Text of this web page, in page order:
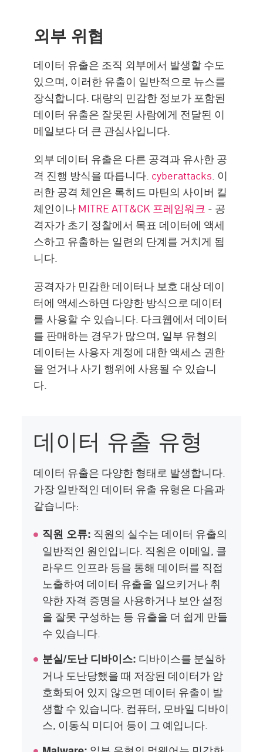
외부 위협
데이터 유출은 조직 외부에서 발생할 수도
있으며, 이러한 유출이 일반적으로 뉴스를
장식합니다. 대량의 민감한 정보가 포함된
데이터 유출은 잘못된 사람에게 전달된 이
메일보다 더 큰 관심사입니다.
외부 데이터 유출은 다른 공격과 유사한 공
격 진행 방식을 따릅니다. cyberattacks. 이
러한 공격 체인은 록히드 마틴의 사이버 킬
체인이나MITRE ATT&CK 프레임워크 - 공
격자가 초기 정찰에서 목표 데이터에 액세
스하고 유출하는 일련의 단계를 거치게 됩
니다.
공격자가 민감한 데이터나 보호 대상 데이
터에 액세스하면 다양한 방식으로 데이터
를 사용할 수 있습니다. 다크웹에서 데이터
를 판매하는 경우가 많으며, 일부 유형의
데이터는 사용자 계정에 대한 액세스 권한
을 얻거나 사기 행위에 사용될 수 있습니
다.
데이터 유출 유형
데이터 유출은 다양한 형태로 발생합니다.
가장 일반적인 데이터 유출 유형은 다음과
같습니다:
직원 오류: 직원의 실수는 데이터 유출의
일반적인 원인입니다. 직원은 이메일, 클
라우드 인프라 등을 통해 데이터를 직접
노출하여 데이터 유출을 일으키거나 취
약한 자격 증명을 사용하거나 보안 설정
을 잘못 구성하는 등 유출을 더 쉽게 만들
수 있습니다.
분실/도난 디바이스: 디바이스를 분실하
거나 도난당했을 때 저장된 데이터가 암
호화되어 있지 않으면 데이터 유출이 발
생할 수 있습니다. 컴퓨터, 모바일 디바이
스, 이동식 미디어 등이 그 예입니다.